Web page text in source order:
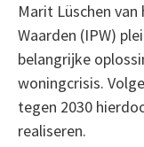
Marit Lüschen
Waarden (IPW)
belangrijke
woningcrisis.
tegen 2030
realiseren.